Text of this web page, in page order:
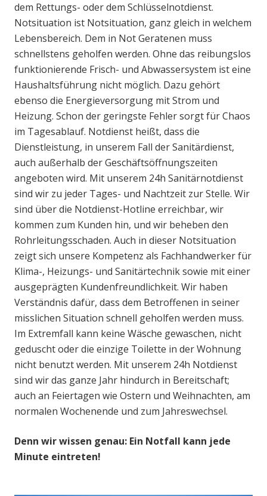
dem Rettungs- oder dem Schlüsselnotdienst.
Notsituation ist Notsituation, ganz gleich in welchem
Lebensbereich. Dem in Not Geratenen muss
schnellstens geholfen werden. Ohne das reibungslos
funktionierende Frisch- und Abwassersystem ist eine
Haushaltsführung nicht möglich. Dazu gehört
ebenso die Energieversorgung mit Strom und
Heizung. Schon der geringste Fehler sorgt für Chaos
im Tagesablauf. Notdienst heißt, dass die
Dienstleistung, in unserem Fall der Sanitärdienst,
auch außerhalb der Geschäftsöffnungszeiten
angeboten wird. Mit unserem 24h Sanitärnotdienst
sind wir zu jeder Tages- und Nachtzeit zur Stelle. Wir
sind über die Notdienst-Hotline erreichbar, wir
kommen zum Kunden hin, und wir beheben den
Rohrleitungsschaden. Auch in dieser Notsituation
zeigt sich unsere Kompetenz als Fachhandwerker für
Klima-, Heizungs- und Sanitärtechnik sowie mit einer
ausgeprägten Kundenfreundlichkeit. Wir haben
Verständnis dafür, dass dem Betroffenen in seiner
misslichen Situation schnell geholfen werden muss.
Im Extremfall kann keine Wäsche gewaschen, nicht
geduscht oder die einzige Toilette in der Wohnung
nicht benutzt werden. Mit unserem 24h Notdienst
sind wir das ganze Jahr hindurch in Bereitschaft;
auch an Feiertagen wie Ostern und Weihnachten, am
normalen Wochenende und zum Jahreswechsel.
Denn wir wissen genau: Ein Notfall kann jede
Minute eintreten!